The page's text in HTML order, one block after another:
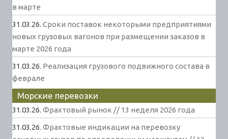
в марте
31.03.26. Сроки поставок некоторыми предприятиями
новых грузовых вагонов при размещении заказов в
марте 2026 года
31.03.26. Реализация грузового подвижного состава в
феврале
Морские перевозки
31.03.26. Фрахтовый рынок // 13 неделя 2026 года
31.03.26. Фрахтовые индикации на перевозку